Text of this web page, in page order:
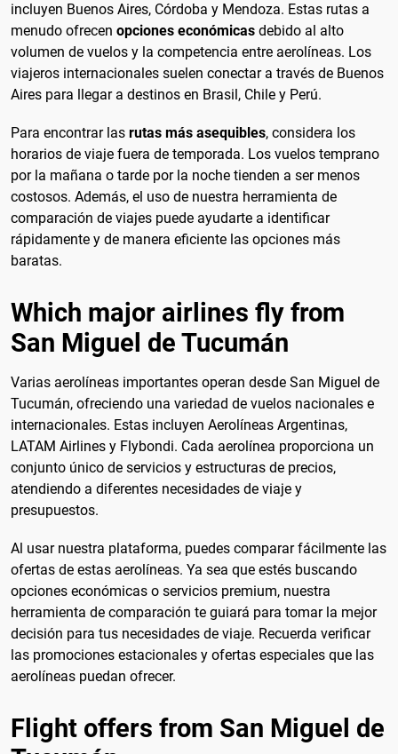
incluyen Buenos Aires, Córdoba y Mendoza. Estas rutas a
menudo ofrecen opciones económicas debido al alto
volumen de vuelos y la competencia entre aerolíneas. Los
viajeros internacionales suelen conectar a través de Buenos
Aires para llegar a destinos en Brasil, Chile y Perú.
Para encontrar las rutas más asequibles, considera los
horarios de viaje fuera de temporada. Los vuelos temprano
por la mañana o tarde por la noche tienden a ser menos
costosos. Además, el uso de nuestra herramienta de
comparación de viajes puede ayudarte a identificar
rápidamente y de manera eficiente las opciones más
baratas.
Which major airlines fly from
San Miguel de Tucumán
Varias aerolíneas importantes operan desde San Miguel de
Tucumán, ofreciendo una variedad de vuelos nacionales e
internacionales. Estas incluyen Aerolíneas Argentinas,
LATAM Airlines y Flybondi. Cada aerolínea proporciona un
conjunto único de servicios y estructuras de precios,
atendiendo a diferentes necesidades de viaje y
presupuestos.
Al usar nuestra plataforma, puedes comparar fácilmente las
ofertas de estas aerolíneas. Ya sea que estés buscando
opciones económicas o servicios premium, nuestra
herramienta de comparación te guiará para tomar la mejor
decisión para tus necesidades de viaje. Recuerda verificar
las promociones estacionales y ofertas especiales que las
aerolíneas puedan ofrecer.
Flight offers from San Miguel de